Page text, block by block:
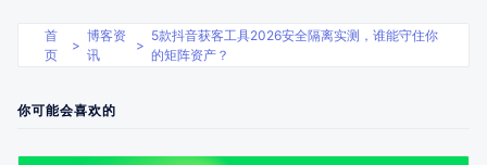
首
页
>
博客资
讯
>
5款抖音获客工具2026安全隔离实测，谁能守住你
的矩阵资产？
你可能会喜欢的